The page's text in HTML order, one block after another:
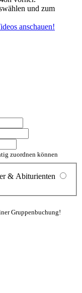
und zum
anschauen!
zuordnen können
& Abiturienten
Gruppenbuchung!